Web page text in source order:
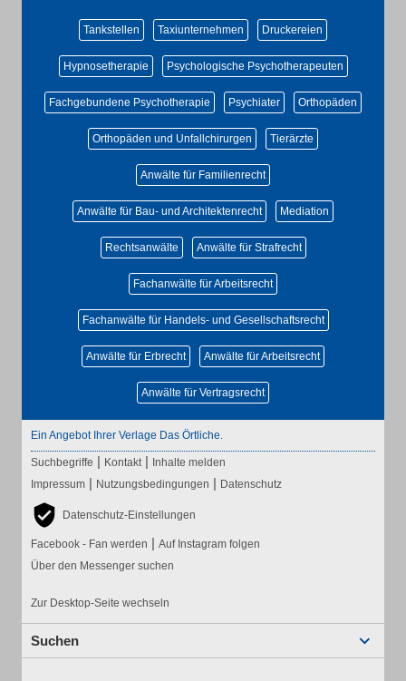
Tankstellen Taxiunternehmen Druckereien
Hypnosetherapie Psychologische Psychotherapeuten
Fachgebundene Psychotherapie Psychiater Orthopäden
Orthopäden und Unfallchirurgen Tierärzte
Anwälte für Familienrecht
Anwälte für Bau- und Architektenrecht Mediation
Rechtsanwälte Anwälte für Strafrecht
Fachanwälte für Arbeitsrecht
Fachanwälte für Handels- und Gesellschaftsrecht
Anwälte für Erbrecht Anwälte für Arbeitsrecht
Anwälte für Vertragsrecht
Ein Angebot Ihrer Verlage Das Örtliche.
Suchbegriffe | Kontakt | Inhalte melden
Impressum | Nutzungsbedingungen | Datenschutz
Datenschutz-Einstellungen
Facebook - Fan werden | Auf Instagram folgen
Über den Messenger suchen
Zur Desktop-Seite wechseln
Suchen